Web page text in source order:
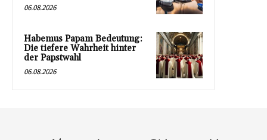
06.08.2026
Habemus Papam Bedeutung:
Die tiefere Wahrheit hinter
der Papstwahl
06.08.2026